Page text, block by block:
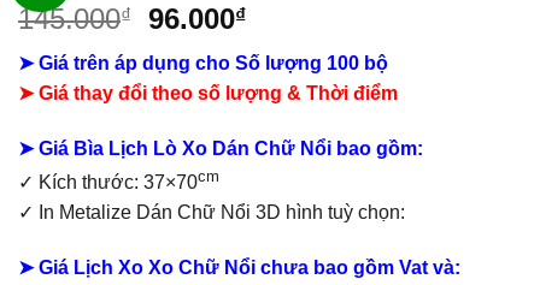
145.000₫
Giá
là:
145.000₫.
96.000₫Giá
hiện
tại
là:
96.000₫.
➤ Giá trên áp dụng cho Số lượng 100 bộ
➤ Giá thay đổi theo số lượng & Thời điểm
➤ Giá Bìa Lịch Lò Xo Dán Chữ Nổi bao gồm:
✓ Kích thước: 37×70cm
✓ In Metalize Dán Chữ Nổi 3D hình tuỳ chọn:
➤ Giá Lịch Xo Xo Chữ Nổi chưa bao gồm Vat và: